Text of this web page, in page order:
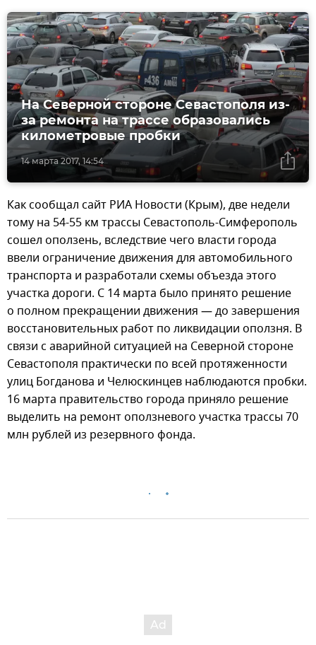
14 марта 2017, 14:54
На Северной стороне Севастополя из-
за ремонта на трассе образовались
километровые пробки
Как сообщал сайт РИА Новости (Крым), две недели
тому на 54-55 км трассы Севастополь-Симферополь
сошел оползень, вследствие чего власти города
ввели ограничение движения для автомобильного
транспорта и разработали схемы объезда этого
участка дороги. С 14 марта было принято решение
о полном прекращении движения — до завершения
восстановительных работ по ликвидации оползня. В
связи с аварийной ситуацией на Северной стороне
Севастополя практически по всей протяженности
улиц Богданова и Челюскинцев наблюдаются пробки.
16 марта правительство города приняло решение
выделить на ремонт оползневого участка трассы 70
млн рублей из резервного фонда.